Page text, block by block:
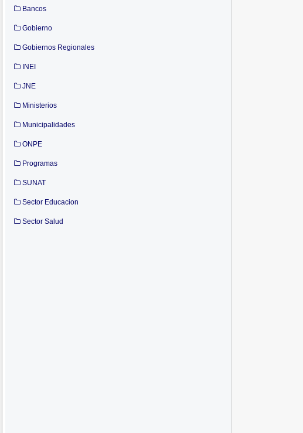
Bancos
Gobierno
Gobiernos Regionales
INEI
JNE
Ministerios
Municipalidades
ONPE
Programas
SUNAT
Sector Educacion
Sector Salud